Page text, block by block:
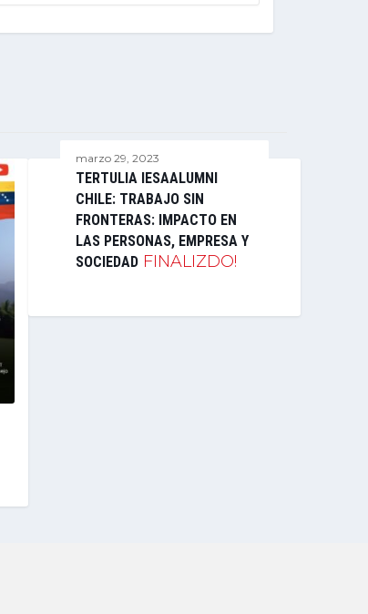
marzo 29, 2023
TERTULIA IESAALUMNI
CHILE: TRABAJO SIN
FRONTERAS: IMPACTO EN
LAS PERSONAS, EMPRESA Y
SOCIEDAD FINALIZDO!